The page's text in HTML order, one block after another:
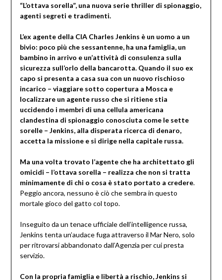
“L’ottava sorella”, una nuova serie thriller di spionaggio,
agenti segreti e tradimenti.
L’ex agente della CIA Charles Jenkins è un uomo a un
bivio: poco più che sessantenne, ha una famiglia, un
bambino in arrivo e un’attività di consulenza sulla
sicurezza sull’orlo della bancarotta. Quando il suo ex
capo si presenta a casa sua con un nuovo rischioso
incarico – viaggiare sotto copertura a Mosca e
localizzare un agente russo che si ritiene stia
uccidendo i membri di una cellula americana
clandestina di spionaggio conosciuta come le sette
sorelle – Jenkins, alla disperata ricerca di denaro,
accetta la missione e si dirige nella capitale russa.
Ma una volta trovato l’agente che ha architettato gli
omicidi – l’ottava sorella – realizza che non si tratta
minimamente di chi o cosa è stato portato a credere.
Peggio ancora, nessuno è ciò che sembra in questo
mortale gioco del gatto col topo.
Inseguito da un tenace ufficiale dell’intelligence russa,
Jenkins tenta un’audace fuga attraverso il Mar Nero, solo
per ritrovarsi abbandonato dall’Agenzia per cui presta
servizio.
Con la propria famiglia e libertà a rischio, Jenkins si